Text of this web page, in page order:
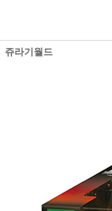
쥬라기월드